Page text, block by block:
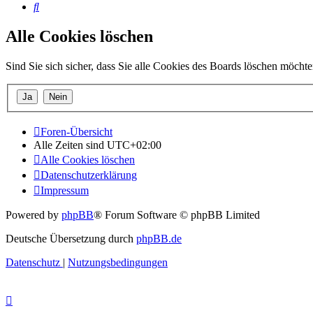
Suche
Alle Cookies löschen
Sind Sie sich sicher, dass Sie alle Cookies des Boards löschen
Foren-Übersicht
Alle Zeiten sind UTC+02:00
Alle Cookies löschen
Datenschutzerklärung
Impressum
Powered by phpBB® Forum Software © phpBB Limited
Deutsche Übersetzung durch phpBB.de
Datenschutz | Nutzungsbedingungen